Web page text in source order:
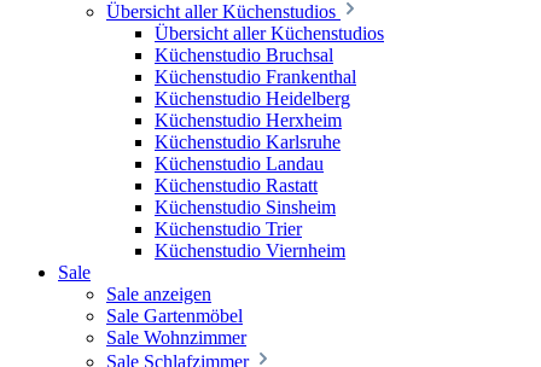
Übersicht aller Küchenstudios
Übersicht aller Küchenstudios
Küchenstudio Bruchsal
Küchenstudio Frankenthal
Küchenstudio Heidelberg
Küchenstudio Herxheim
Küchenstudio Karlsruhe
Küchenstudio Landau
Küchenstudio Rastatt
Küchenstudio Sinsheim
Küchenstudio Trier
Küchenstudio Viernheim
Sale
Sale anzeigen
Sale Gartenmöbel
Sale Wohnzimmer
Sale Schlafzimmer